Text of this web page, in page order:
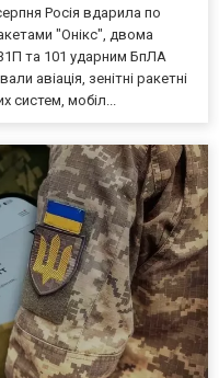
Росія вдарила по
"Онікс", двома
та 101 ударним БпЛА
авіація, зенітні ракетні
систем, мобіл...